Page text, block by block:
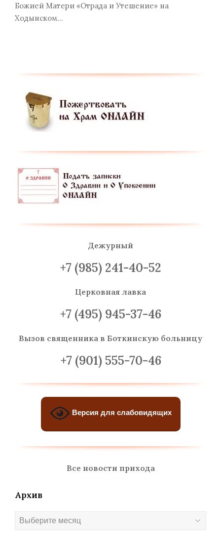
Божией Матери «Отрада и Утешение» на
Ходынском…
Дежурный
+7 (985) 241-40-52
Церковная лавка
+7 (495) 945-37-46
Вызов священника в Боткинскую больницу
+7 (901) 555-70-46
Версия для слабовидящих
Все новости прихода
Архив
Архив